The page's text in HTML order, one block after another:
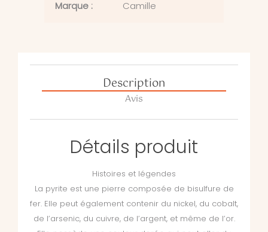
Marque :
Camille
Description
Avis
Détails produit
Histoires et légendes
La pyrite est une pierre composée de bisulfure de
fer. Elle peut également contenir du nickel, du cobalt,
de l’arsenic, du cuivre, de l’argent, et même de l’or.